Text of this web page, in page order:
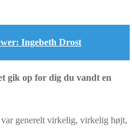
Ingebeth Drost
gik op for dig du vandt en
generelt virkelig, virkelig højt,